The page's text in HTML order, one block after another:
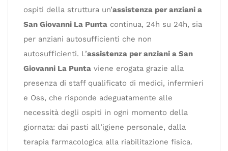
ospiti della struttura un’assistenza per anziani a
San Giovanni La Punta continua, 24h su 24h, sia
per anziani autosufficienti che non
autosufficienti. L’assistenza per anziani a San
Giovanni La Punta viene erogata grazie alla
presenza di staff qualificato di medici, infermieri
e Oss, che risponde adeguatamente alle
necessità degli ospiti in ogni momento della
giornata: dai pasti all’igiene personale, dalla
terapia farmacologica alla riabilitazione fisica.